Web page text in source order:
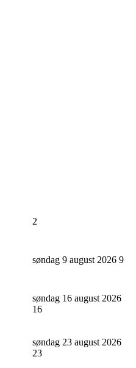
2
søndag 9 august 2026 9
søndag 16 august 2026
16
søndag 23 august 2026
23